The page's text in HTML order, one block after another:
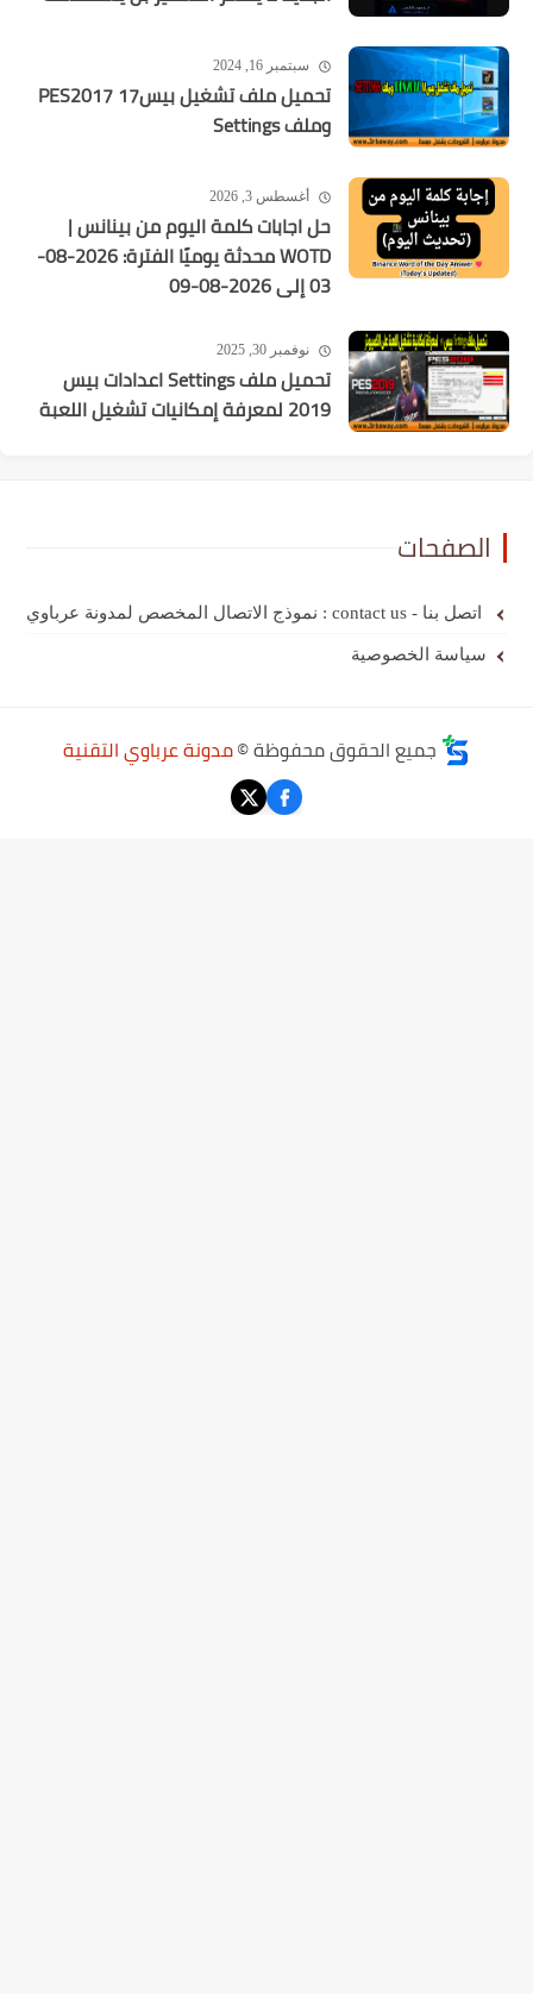
سبتمبر 16, 2024
تحميل ملف تشغيل بيس17 PES2017
وملف Settings
أغسطس 3, 2026
حل اجابات كلمة اليوم من بينانس |
WOTD محدثة يوميًا الفترة: 2026-08-
03 إلى 2026-08-09
نوفمبر 30, 2025
تحميل ملف Settings اعدادات بيس
2019 لمعرفة إمكانيات تشغيل اللعبة
الحقوق محفوظة ©مدونة عرباوي التقنية